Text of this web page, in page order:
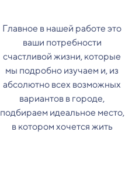
Главное в нашей работе это
ваши потребности
счастливой жизни, которые
мы подробно изучаем и, из
абсолютно всех возможных
вариантов в городе,
подбираем идеальное место,
в котором хочется жить